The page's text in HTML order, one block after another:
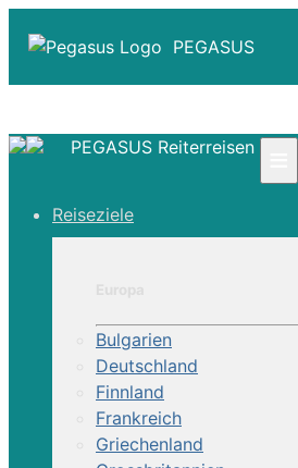
PEGASUS
☎ Deutschland 0800 - 505 18 01
Über Uns
PEGASUS Reiterreisen
Reiseziele
Bulgarien
Deutschland
Finnland
Frankreich
Griechenland